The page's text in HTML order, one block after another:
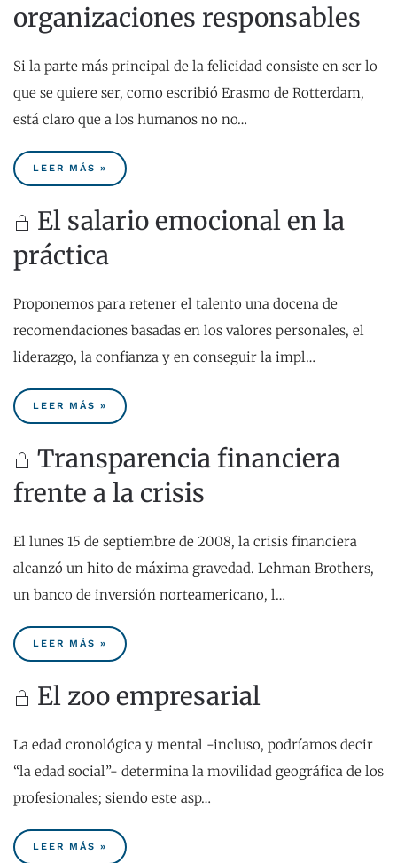
organizaciones responsables
Si la parte más principal de la felicidad consiste en ser lo
que se quiere ser, como escribió Erasmo de Rotterdam,
está claro que a los humanos no no…
LEER MÁS »
El salario emocional en la
práctica
Proponemos para retener el talento una docena de
recomendaciones basadas en los valores personales, el
liderazgo, la confianza y en conseguir la impl…
LEER MÁS »
Transparencia financiera
frente a la crisis
El lunes 15 de septiembre de 2008, la crisis financiera
alcanzó un hito de máxima gravedad. Lehman Brothers,
un banco de inversión norteamericano, l…
LEER MÁS »
El zoo empresarial
La edad cronológica y mental -incluso, podríamos decir
“la edad social”- determina la movilidad geográfica de los
profesionales; siendo este asp…
LEER MÁS »